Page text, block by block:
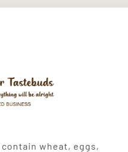
contain wheat, eggs,